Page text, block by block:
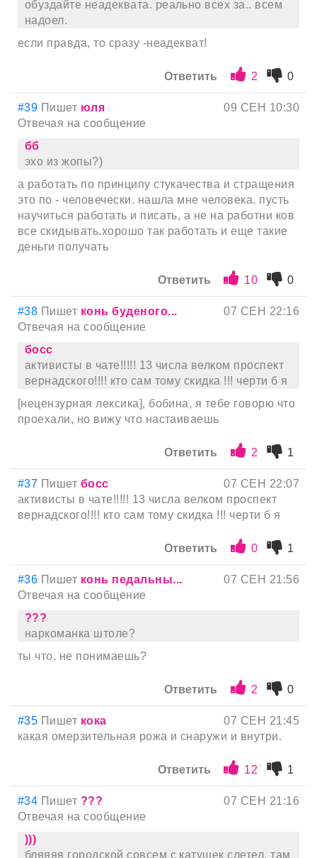
обуздайте неадеквата. реально всех за.. всем
надоел.
если правда, то сразу -неадекват!
Ответить 2 0
#39 Пишет юля
09 СЕН 10:30
Отвечая на сообщение
бб
эхо из жопы?)
а работать по принципу стукачества и стращения
это по - человечески. нашла мне человека. пусть
научиться работать и писать, а не на работни ков
все скидывать.хорошо так работать и еще такие
деньги получать
Ответить 10 0
#38 Пишет конь буденого...
07 СЕН 22:16
Отвечая на сообщение
босс
активисты в чате!!!!! 13 числа велком проспект
вернадского!!!! кто сам тому скидка !!! черти б я
[нецензурная лексика], бобина, я тебе говорю что
проехали, но вижу что настаиваешь
Ответить 2 1
#37 Пишет босс
07 СЕН 22:07
активисты в чате!!!!! 13 числа велком проспект
вернадского!!!! кто сам тому скидка !!! черти б я
Ответить 0 1
#36 Пишет конь педальны...
07 СЕН 21:56
Отвечая на сообщение
???
наркоманка штоле?
ты что, не понимаешь?
Ответить 2 0
#35 Пишет кока
07 СЕН 21:45
какая омерзительная рожа и снаружи и внутри.
Ответить 12 1
#34 Пишет ???
07 СЕН 21:16
Отвечая на сообщение
)))
бляяяя городской совсем с катушек слетел, там